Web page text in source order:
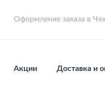
Оформление заказа в
Акции Доставка и